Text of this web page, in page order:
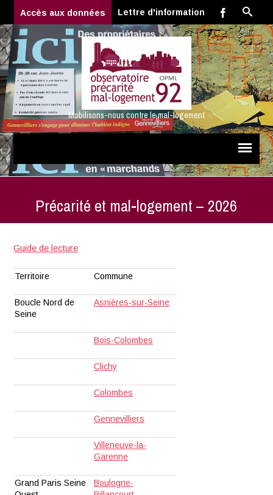
Accès aux données Lettre d'information
Mobilisons-nous contre le mal-logement
Précarité et mal-logement – 2026
Guide de lecture
Territoire Commune
Boucle Nord de
Seine
Asnières-sur-Seine
Bois-Colombes
Clichy
Colombes
Gennevilliers
Villeneuve-la-
Garenne
Grand Paris Seine
Boulogne-